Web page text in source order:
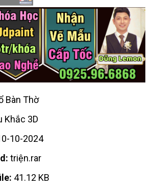
Bàn Thờ
Khắc 3D
10-2024
triện.rar
41.12 KB